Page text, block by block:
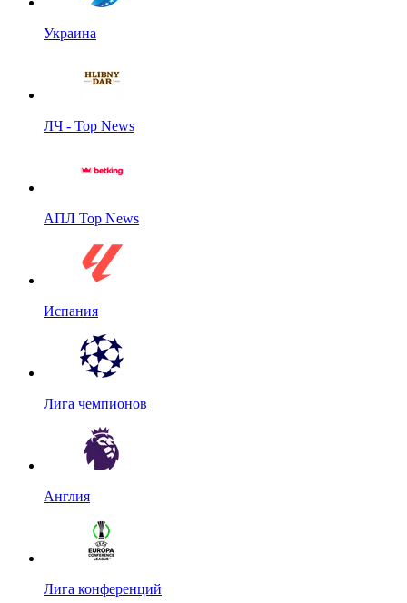
Украина
ЛЧ - Top News
АПЛ Top News
Испания
Лига чемпионов
Англия
Лига конференций